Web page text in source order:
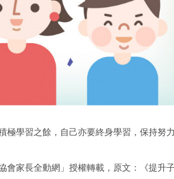
極學習之餘，自己亦要終身學習，保持努
會家長全動網」授權轉載，原文：《提升